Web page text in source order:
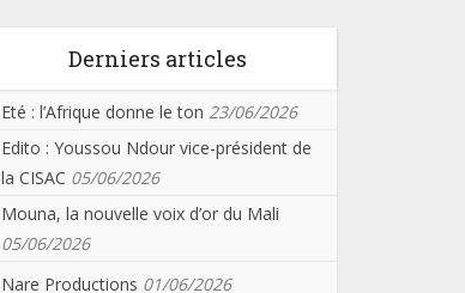
Derniers articles
Eté : l’Afrique donne le ton 23/06/2026
Edito : Youssou Ndour vice-président de
la CISAC 05/06/2026
Mouna, la nouvelle voix d’or du Mali
05/06/2026
Nare Productions 01/06/2026